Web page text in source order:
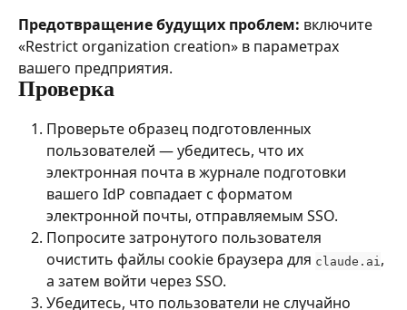
Предотвращение будущих проблем: включите
«Restrict organization creation» в параметрах
вашего предприятия.
Проверка
Проверьте образец подготовленных
пользователей — убедитесь, что их
электронная почта в журнале подготовки
вашего IdP совпадает с форматом
электронной почты, отправляемым SSO.
Попросите затронутого пользователя
очистить файлы cookie браузера для claude.ai ,
а затем войти через SSO.
Убедитесь, что пользователи не случайно